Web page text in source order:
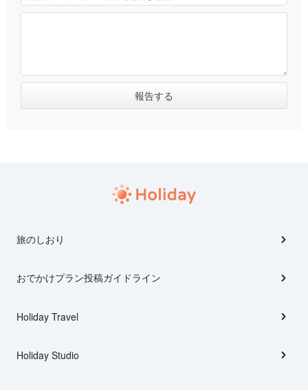
旅のしおり
おでかけプラン投稿ガイドライン
Holiday Travel
Holiday Studio